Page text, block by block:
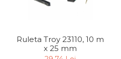
Ruleta Troy 23110, 10 m
x 25 mm